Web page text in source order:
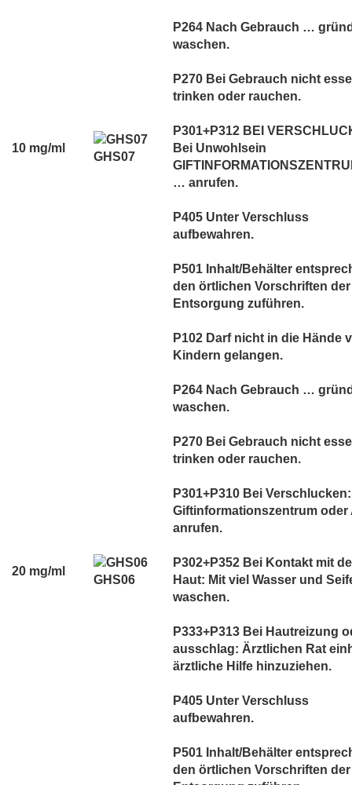
10 mg/ml
GHS07
P264 Nach Gebrauch …
waschen.
P270 Bei Gebrauch nicht
trinken oder rauchen.
P301+P312 BEI
Bei Unwohlsein
… anrufen.
P405 Unter Verschluss
aufbewahren.
P501 Inhalt/Behälter
den örtlichen Vorschriften der
Entsorgung zuführen.
20 mg/ml
GHS06
P102 Darf nicht in die Hände
Kindern gelangen.
P264 Nach Gebrauch …
waschen.
P270 Bei Gebrauch nicht
trinken oder rauchen.
P301+P310 Bei
Giftinformationszentrum oder
anrufen.
P302+P352 Bei Kontakt mit
Haut: Mit viel Wasser und
waschen.
P333+P313 Bei Hautreizung
ausschlag: Ärztlichen Rat
ärztliche Hilfe hinzuziehen.
P405 Unter Verschluss
aufbewahren.
P501 Inhalt/Behälter
den örtlichen Vorschriften der